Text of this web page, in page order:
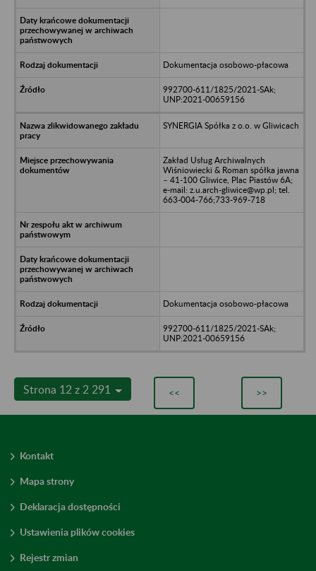
Dokumentacja osobowo-płacowa
992700-611/1825/2021-SAk;
UNP:2021-00659156
SYNERGIA Spółka z o.o. w Gliwicach
Zakład Usług Archiwalnych
Wiśniowiecki & Roman spółka jawna
– 41-100 Gliwice, Plac Piastów 6A;
e-mail: z.u.arch-gliwice@wp.pl; tel.
663-004-766;733-969-718
Dokumentacja osobowo-płacowa
992700-611/1825/2021-SAk;
UNP:2021-00659156
Strona 12 z 2 291 << >>
Kontakt
Mapa strony
Deklaracja dostępności
Ustawienia plików cookies
Rejestr zmian